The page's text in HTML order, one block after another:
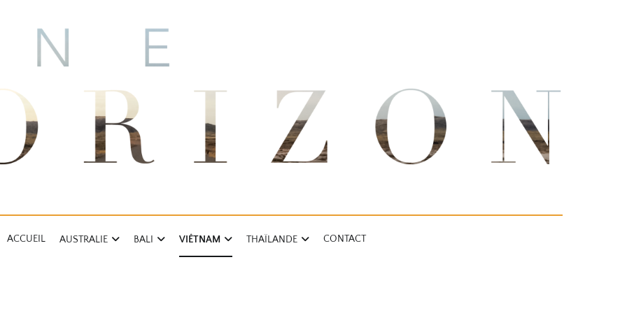
ACCUEIL AUSTRALIE BALI VIÊTNAM THAÏLANDE CONTACT